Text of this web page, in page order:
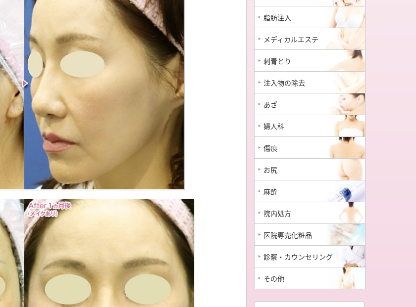
脂肪注入
メディカルエステ
刺青とり
注入物の除去
あざ
婦人科
傷痕
お尻
麻酔
院内処方
医院専売化粧品
診察・カウンセリング
その他